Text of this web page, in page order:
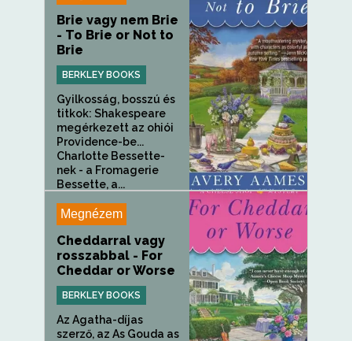
Brie vagy nem Brie
- To Brie or Not to
Brie
BERKLEY BOOKS
Gyilkosság, bosszú és
titkok: Shakespeare
megérkezett az ohiói
Providence-be...
Charlotte Bessette-
nek - a Fromagerie
Bessette, a...
Megnézem
Cheddarral vagy
rosszabbal - For
Cheddar or Worse
BERKLEY BOOKS
Az Agatha-díjas
szerző, az As Gouda as